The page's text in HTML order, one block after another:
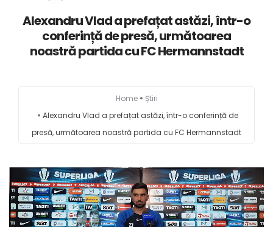
Alexandru Vlad a prefațat astăzi, într-o
conferință de presă, următoarea
noastră partida cu FC Hermannstadt
Home
Știri
Alexandru Vlad a prefațat astăzi, într-o conferință de
presă, următoarea noastră partida cu FC Hermannstadt